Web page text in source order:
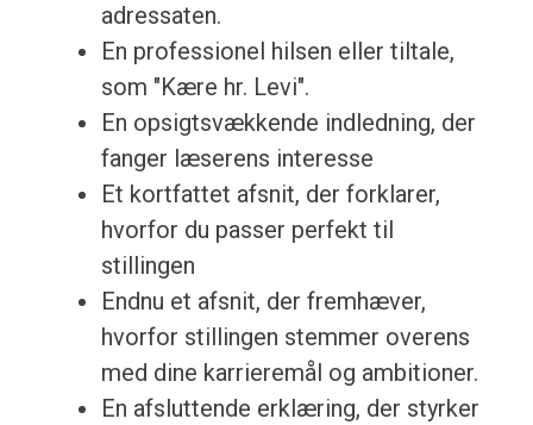
adressaten.
En professionel hilsen eller tiltale,
som "Kære hr. Levi".
En opsigtsvækkende indledning, der
fanger læserens interesse
Et kortfattet afsnit, der forklarer,
hvorfor du passer perfekt til
stillingen
Endnu et afsnit, der fremhæver,
hvorfor stillingen stemmer overens
med dine karrieremål og ambitioner.
En afsluttende erklæring, der styrker